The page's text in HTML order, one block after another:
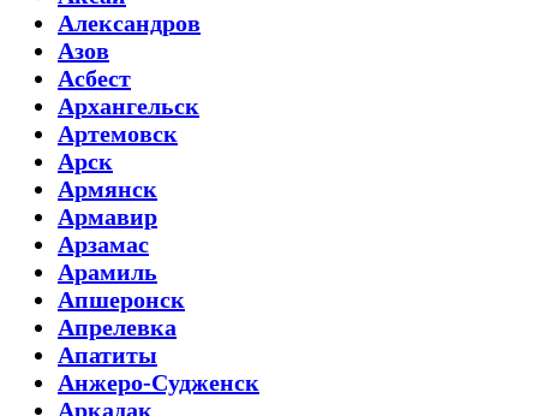
Александров
Азов
Асбест
Архангельск
Артемовск
Арск
Армянск
Армавир
Арзамас
Арамиль
Апшеронск
Апрелевка
Апатиты
Анжеро-Судженск
Аркадак